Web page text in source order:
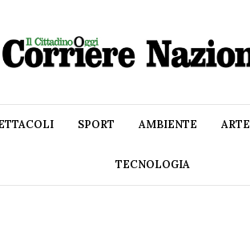
SPORT AMBIENTE ARTE
TECNOLOGIA